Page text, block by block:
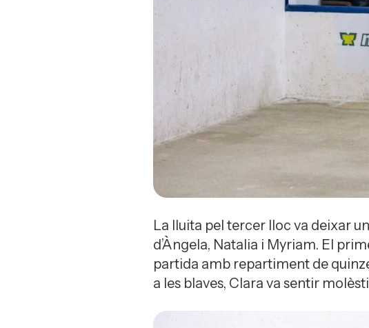
La lluita pel tercer lloc va deixar
d’Àngela, Natalia i Myriam. El
partida amb repartiment de
a les blaves, Clara va sentir